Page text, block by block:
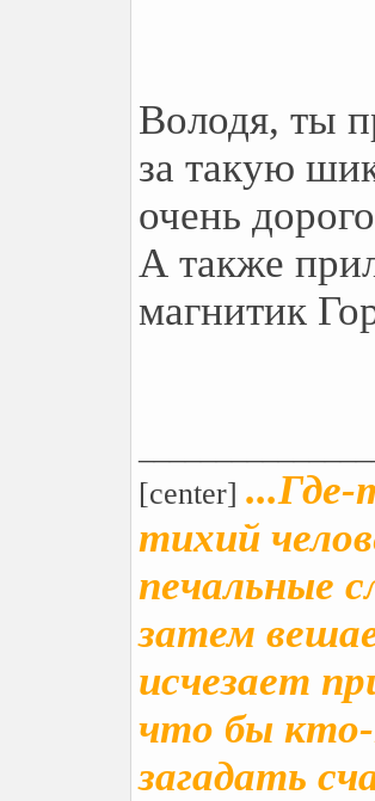
Володя, ты
за такую
очень
А также
магнитик
[center] ...Где-
тихий
печальные
затем
исчезает
что бы
загадать